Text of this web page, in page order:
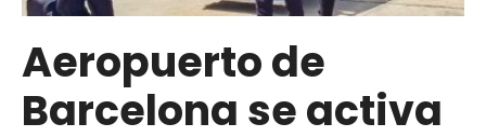
desde
Anzoátegui
a
la
región
Aeropuerto de
Barcelona se activa